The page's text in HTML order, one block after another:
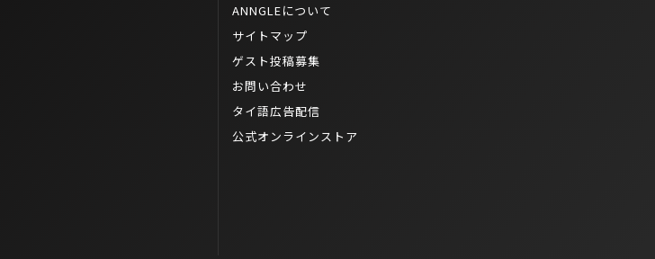
ANNGLEについて
サイトマップ
ゲスト投稿募集
お問い合わせ
タイ語広告配信
公式オンラインストア